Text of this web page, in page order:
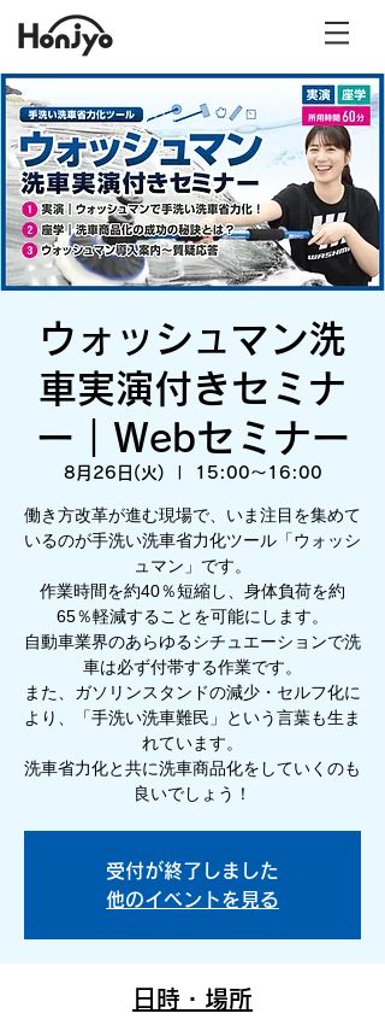
ウォッシュマン洗
車実演付きセミナ
ー｜Webセミナー
8月26日(火) 15:00～16:00
働き方改革が進む現場で、いま注目を集めて
いるのが手洗い洗車省力化ツール「ウォッシ
ュマン」です。
作業時間を約40％短縮し、身体負荷を約
65％軽減することを可能にします。
自動車業界のあらゆるシチュエーションで洗
車は必ず付帯する作業です。
また、ガソリンスタンドの減少・セルフ化に
より、「手洗い洗車難民」という言葉も生ま
れています。
洗車省力化と共に洗車商品化をしていくのも
良いでしょう！
受付が終了しました
他のイベントを見る
日時・場所